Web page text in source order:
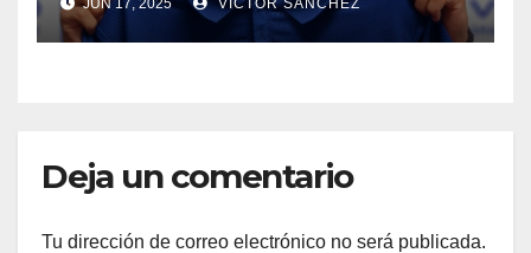
JUN 17, 2025 VICTOR SÁNCHEZ
Deja un comentario
Tu dirección de correo electrónico no será publicada.